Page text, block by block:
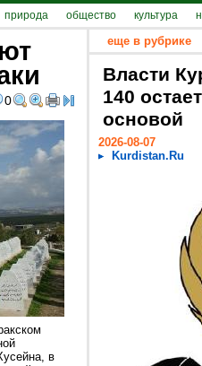
природа общество культура
0
в
еще в рубрике
Власти
140
основой
2026-08-07
Kurdistan.Ru